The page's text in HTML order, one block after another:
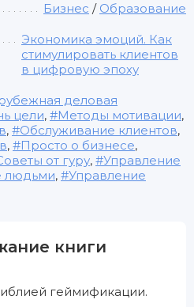
Бизнес / Образование
Экономика эмоций. Как
стимулировать клиентов
в цифровую эпоху
деловая
цели, Методы мотивации,
, Обслуживание клиентов,
, Просто о бизнесе,
от гуру,
Управление
людьми,
Управление
книги
геймификации.